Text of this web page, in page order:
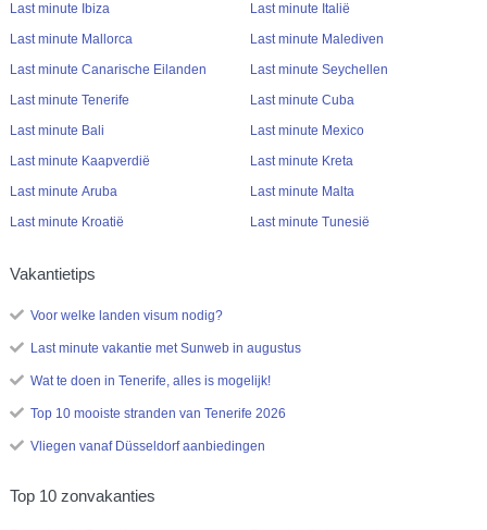
Last minute Ibiza
Last minute Mallorca
Last minute Canarische Eilanden
Last minute Tenerife
Last minute Bali
Last minute Kaapverdië
Last minute Aruba
Last minute Kroatië
Last minute Italië
Last minute Malediven
Last minute Seychellen
Last minute Cuba
Last minute Mexico
Last minute Kreta
Last minute Malta
Last minute Tunesië
Vakantietips
Voor welke landen visum nodig?
Last minute vakantie met Sunweb in augustus
Wat te doen in Tenerife, alles is mogelijk!
Top 10 mooiste stranden van Tenerife 2026
Vliegen vanaf Düsseldorf aanbiedingen
Top 10 zonvakanties